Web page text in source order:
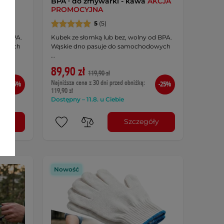
BPA.
-25%
PROMOCYJNA
5(5)
Kubek ze słomką lub bez, wolny od BPA.
Wąskie dno pasuje do samochodowych
89,90 zł 119,90 zł
Najniższa cena z 30 dni przed obniżką:
119,90 zł
Dostępny – 11.8. u Ciebie
-25%
Szczegóły
Nowość